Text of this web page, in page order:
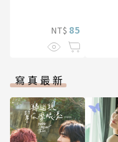
NT$ 85
寫真最新